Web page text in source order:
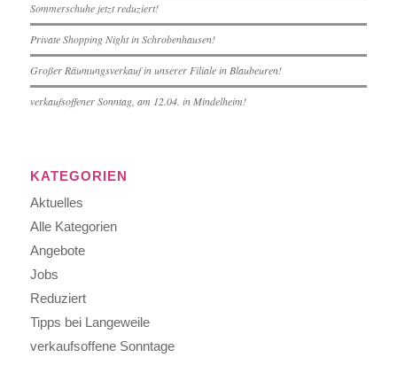
Sommerschuhe jetzt reduziert!
Private Shopping Night in Schrobenhausen!
Großer Räumungsverkauf in unserer Filiale in Blaubeuren!
verkaufsoffener Sonntag, am 12.04. in Mindelheim!
KATEGORIEN
Aktuelles
Alle Kategorien
Angebote
Jobs
Reduziert
Tipps bei Langeweile
verkaufsoffene Sonntage